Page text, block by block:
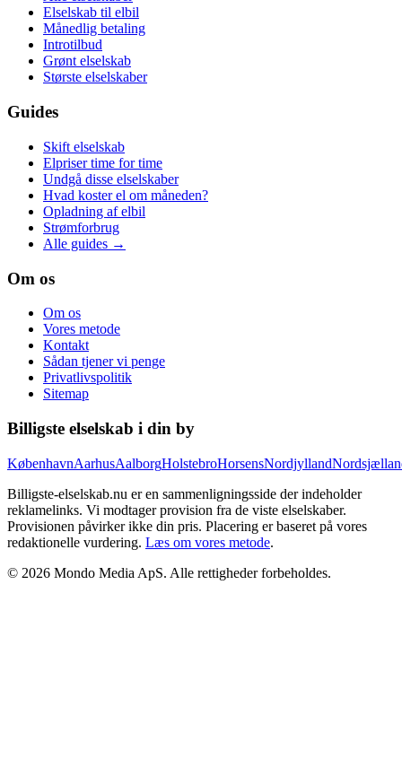
Elselskab til elbil
Månedlig betaling
Introtilbud
Grønt elselskab
Største elselskaber
Guides
Skift elselskab
Elpriser time for time
Undgå disse elselskaber
Hvad koster el om måneden?
Opladning af elbil
Strømforbrug
Alle guides →
Om os
Om os
Vores metode
Kontakt
Sådan tjener vi penge
Privatlivspolitik
Sitemap
Billigste elselskab i din by
KøbenhavnAarhusAalborgHolstebroHorsensNordjylland
Billigste-elselskab.nu er en sammenligningsside der indeholder
reklamelinks. Vi modtager provision fra de viste elselskaber.
Provisionen påvirker ikke din pris. Placering er baseret på vores
redaktionelle vurdering. Læs om vores metode.
© 2026 Mondo Media ApS. Alle rettigheder forbeholdes.